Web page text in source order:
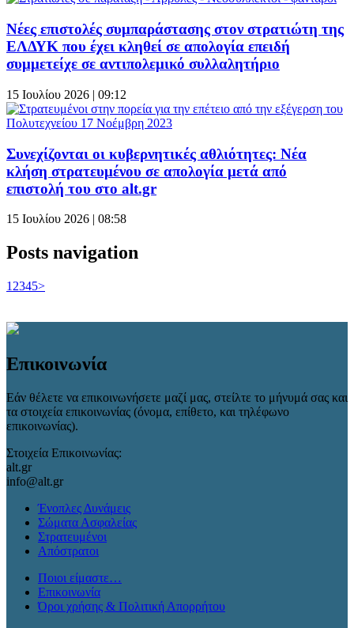
Νέες επιστολές συμπαράστασης στον στρατιώτη της
ΕΛΔΥΚ που έχει κληθεί σε απολογία επειδή
συμμετείχε σε αντιπολεμικό συλλαλητήριο
15 Ιουλίου 2026 | 09:12
Συνεχίζονται οι κυβερνητικές αθλιότητες: Νέα
κλήση στρατευμένου σε απολογία μετά από
επιστολή του στο alt.gr
15 Ιουλίου 2026 | 08:58
Posts navigation
1 2345>
Επικοινωνία
Εάν θέλετε να επικοινωνήσετε μαζί μας, στείλτε το μήνυμά σας και
τα στοιχεία επικοινωνίας (όνομα, επίθετο, και τηλέφωνο
επικοινωνίας).
Στοιχεία Επικοινωνίας:
alt.gr
info@alt.gr
Ένοπλες Δυνάμεις
Σώματα Ασφαλείας
Στρατευμένοι
Απόστρατοι
Ποιοι είμαστε…
Επικοινωνία
Όροι χρήσης & Πολιτική Απορρήτου